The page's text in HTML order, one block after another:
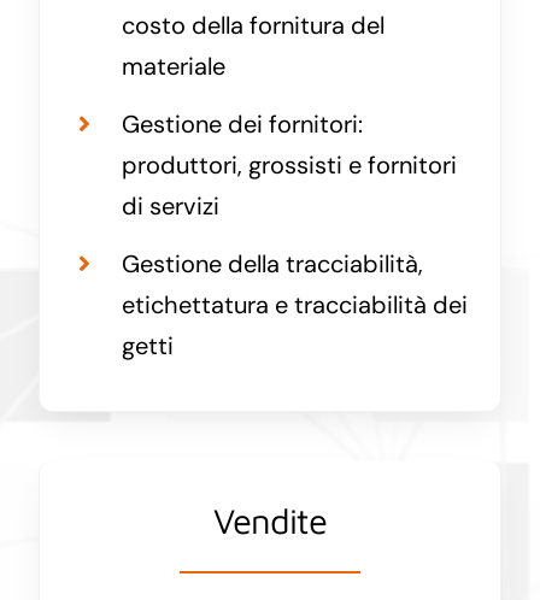
costo della fornitura del
materiale
Gestione dei fornitori:
produttori, grossisti e fornitori
di servizi
Gestione della tracciabilità,
etichettatura e tracciabilità dei
getti
Vendite